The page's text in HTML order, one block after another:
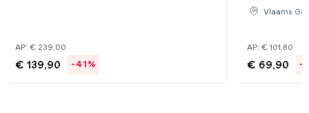
AP: € 239,00
€ 139,90 -41%
Vlaams
AP: € 101,80
€ 69,90 -